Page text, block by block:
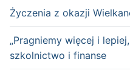
Życzenia z okazji
„Pragniemy więcej i
szkolnictwo i finanse